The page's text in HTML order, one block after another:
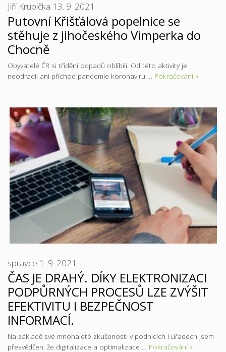
Putovní Křišťálová popelnice se
stěhuje z jihočeského Vimperka do
Chocně
Jiří Krupička 13. 9. 2021
Obyvatelé ČR si třídění odpadů oblíbili. Od této aktivity je
neodradil ani příchod pandemie koronaviru … Pokračování »
ČAS JE DRAHÝ. DÍKY ELEKTRONIZACI
PODPŮRNÝCH PROCESŮ LZE ZVÝŠIT
EFEKTIVITU I BEZPEČNOST
INFORMACÍ.
spravce 1. 9. 2021
Na základě své mnohaleté zkušenosti v podnicích i úřadech jsem
přesvědčen, že digitalizace a optimalizace … Pokračování »